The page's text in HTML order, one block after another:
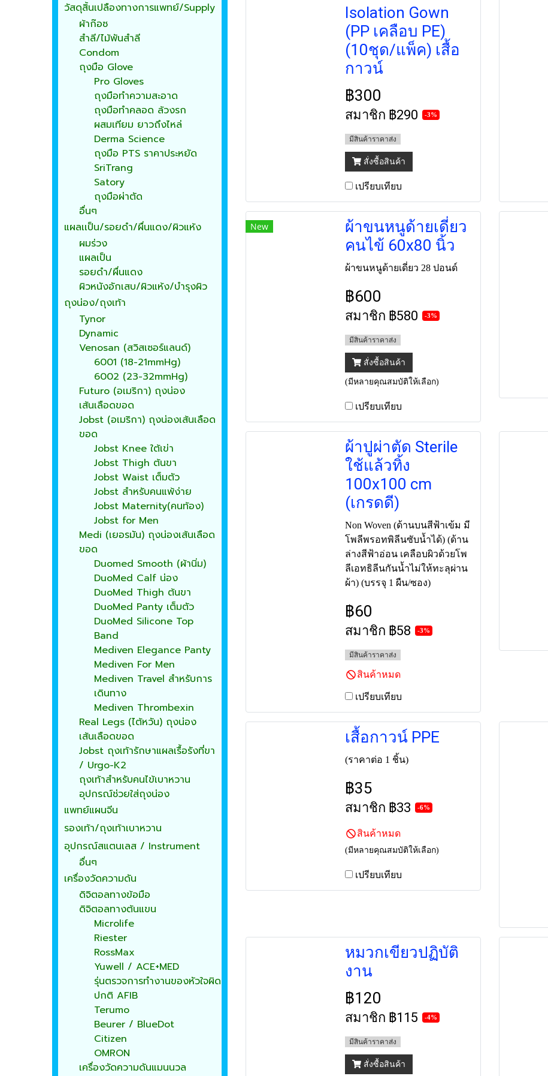
Isolation Gown
(PP เคลือบ PE)
(10ชุด/แพ็ค) เสื้อ
กาวน์
฿300
สมาชิก ฿290 -3%
มีสินค้าราคาส่ง
สั่งซื้อสินค้า
เปรียบเทียบ
New
ผ้าขนหนูด้ายเดี่ยว
คนไข้ 60x80 นิ้ว
ผ้าขนหนูด้ายเดี่ยว 28 ปอนด์
฿600
สมาชิก ฿580 -3%
มีสินค้าราคาส่ง
สั่งซื้อสินค้า
(มีหลายคุณสมบัติให้เลือก)
เปรียบเทียบ
ผ้าปูผ่าตัด Sterile
ใช้แล้วทิ้ง
100x100 cm
(เกรดดี)
Non Woven (ด้านบนสีฟ้าเข้ม มี
โพลีพรอทพิลีนซับน้ำได้) (ด้าน
ล่างสีฟ้าอ่อน เคลือบผิวด้วยโพ
ลีเอทธิลีนกันน้ำไม่ให้ทะลุผ่าน
ผ้า) (บรรจุ 1 ผืน/ซอง)
฿60
สมาชิก ฿58 -3%
มีสินค้าราคาส่ง
สินค้าหมด
เปรียบเทียบ
เสื้อกาวน์ PPE
(ราคาต่อ 1 ชิ้น)
฿35
สมาชิก ฿33 -6%
สินค้าหมด
(มีหลายคุณสมบัติให้เลือก)
เปรียบเทียบ
หมวกเขียวปฏิบัติ
งาน
฿120
สมาชิก ฿115 -4%
มีสินค้าราคาส่ง
สั่งซื้อสินค้า
วัสดุสิ้นเปลืองทางการแพทย์/Supply
ผ้าก๊อซ
สำลี/ไม้พันสำลี
Condom
ถุงมือ Glove
Pro Gloves
ถุงมือทำความสะอาด
ถุงมือทำคลอด ล้วงรก
ผสมเทียม ยาวถึงไหล่
Derma Science
ถุงมือ PTS ราคาประหยัด
SriTrang
Satory
ถุงมือผ่าตัด
อื่นๆ
แผลเเป็น/รอยดำ/ผื่นแดง/ผิวแห้ง
ผมร่วง
แผลเป็น
รอยดำ/ผื่นแดง
ผิวหนังอักเสบ/ผิวแห้ง/บำรุงผิว
ถุงน่อง/ถุงเท้า
Tynor
Dynamic
Venosan (สวิสเซอร์แลนด์)
6001 (18-21mmHg)
6002 (23-32mmHg)
Futuro (อเมริกา) ถุงน่อง
เส้นเลือดขอด
Jobst (อเมริกา) ถุงน่องเส้นเลือด
ขอด
Jobst Knee ใต้เข่า
Jobst Thigh ต้นขา
Jobst Waist เต็มตัว
Jobst สำหรับคนแพ้ง่าย
Jobst Maternity(คนท้อง)
Jobst for Men
Medi (เยอรมัน) ถุงน่องเส้นเลือด
ขอด
Duomed Smooth (ผ้านิ่ม)
DuoMed Calf น่อง
DuoMed Thigh ต้นขา
DuoMed Panty เต็มตัว
DuoMed Silicone Top
Band
Mediven Elegance Panty
Mediven For Men
Mediven Travel สำหรับการ
เดินทาง
Mediven Thrombexin
Real Legs (ไต้หวัน) ถุงน่อง
เส้นเลือดขอด
Jobst ถุงเท้ารักษาแผลเรื้อรังที่ขา
/ Urgo-K2
ถุงเท้าสำหรับคนไข้เบาหวาน
อุปกรณ์ช่วยใส่ถุงน่อง
แพทย์แผนจีน
รองเท้า/ถุงเท้าเบาหวาน
อุปกรณ์สแตนเลส / Instrument
อื่นๆ
เครื่องวัดความดัน
ดิจิตอลทางข้อมือ
ดิจิตอลทางต้นแขน
Microlife
Riester
RossMax
Yuwell / ACE+MED
รุ่นตรวจการทำงานของหัวใจผิด
ปกติ AFIB
Terumo
Beurer / BlueDot
Citizen
OMRON
เครื่องวัดความดันแมนนวล